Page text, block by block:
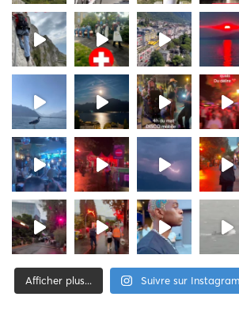
Afficher plus... Suivre sur Instagram